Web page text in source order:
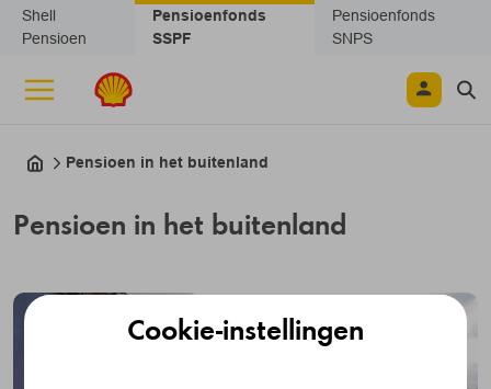
Navigatie overslaan
Shell
Pensioen
Pensioenfonds
SSPF
Pensioenfonds
SNPS
Pensioen in het buitenland
Pensioen in het buitenland
Cookie-instellingen